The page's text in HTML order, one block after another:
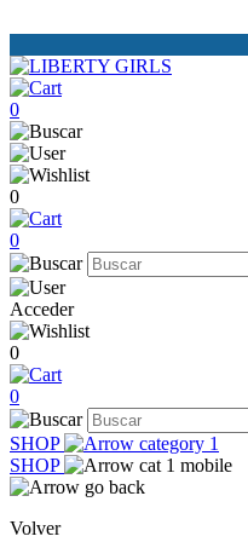
0
0
0
Acceder
0
0
SHOP
SHOP
Volver